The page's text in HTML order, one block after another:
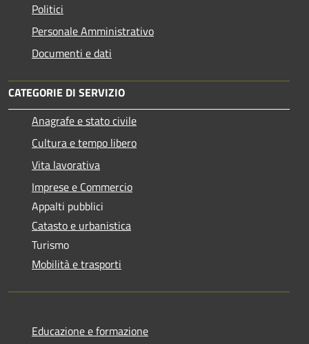
Politici
Personale Amministrativo
Documenti e dati
CATEGORIE DI SERVIZIO
Anagrafe e stato civile
Cultura e tempo libero
Vita lavorativa
Imprese e Commercio
Appalti pubblici
Catasto e urbanistica
Turismo
Mobilità e trasporti
Educazione e formazione